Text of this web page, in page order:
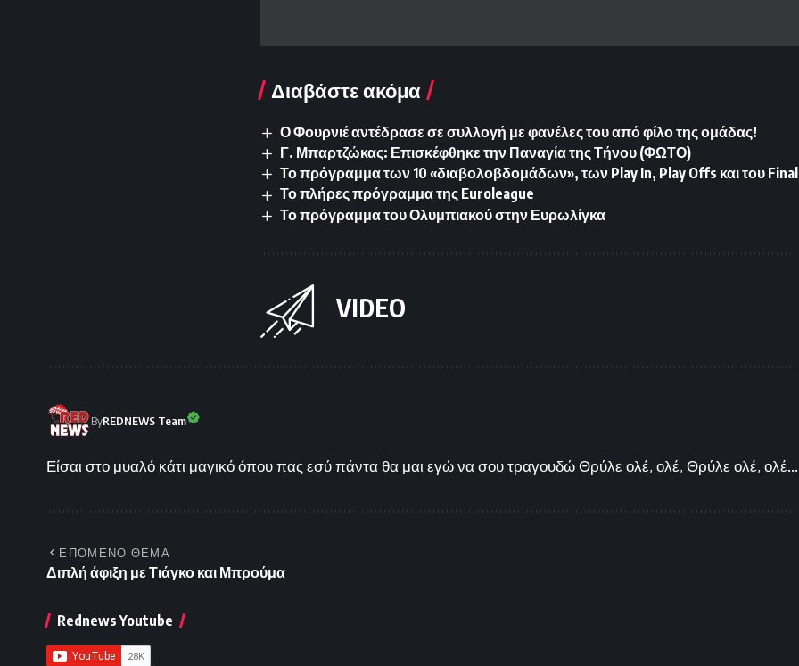
Διαβάστε ακόμα
Ο Φουρνιέ αντέδρασε σε συλλογή με φανέλες του από φίλο της ομάδας!
Γ. Μπαρτζώκας: Επισκέφθηκε την Παναγία της Τήνου (ΦΩΤΟ)
Το πρόγραμμα των 10 «διαβολοβδομάδων», των Play In, Play Offs και του
Το πλήρες πρόγραμμα της Euroleague
Το πρόγραμμα του Ολυμπιακού στην Ευρωλίγκα
VIDEO
ByREDNEWS Team
Είσαι στο μυαλό κάτι μαγικό όπου πας εσύ πάντα θα μαι εγώ να σου τραγουδώ Θρύλε ολέ, ολέ, Θρύλε ολέ, ολέ...
ΕΠΟΜΕΝΟ ΘΕΜΑ
Διπλή άφιξη με Τιάγκο και Μπρούμα
Rednews Youtube